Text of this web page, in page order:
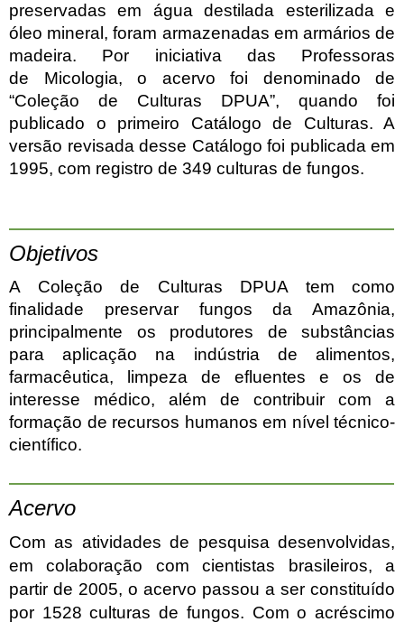
preservadas em água destilada esterilizada e
óleo mineral, foram armazenadas em armários de
madeira. Por iniciativa das Professoras
de Micologia, o acervo foi denominado de
“Coleção de Culturas DPUA”, quando foi
publicado o primeiro Catálogo de Culturas. A
versão revisada desse Catálogo foi publicada em
1995, com registro de 349 culturas de fungos.
Objetivos
A Coleção de Culturas DPUA tem como
finalidade preservar fungos da Amazônia,
principalmente os produtores de substâncias
para aplicação na indústria de alimentos,
farmacêutica, limpeza de efluentes e os de
interesse médico, além de contribuir com a
formação de recursos humanos em nível técnico-
científico.
Acervo
Com as atividades de pesquisa desenvolvidas,
em colaboração com cientistas brasileiros, a
partir de 2005, o acervo passou a ser constituído
por 1528 culturas de fungos. Com o acréscimo